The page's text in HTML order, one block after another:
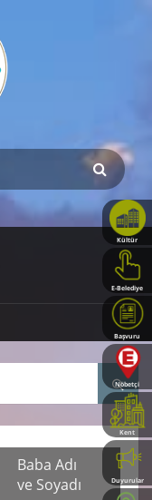
Kültür
Haritası
E-Belediye
Başvuru
Rehberi
Nöbetçi
Eczaneler
Kent
Rehberi
Duyurular
Baba Adı
ve Soyadı
İl